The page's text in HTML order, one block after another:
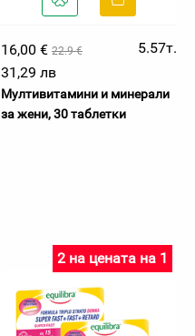
16,00 € 22.9 €
5.57т.
31,29 лв
Мултивитамини и минерали
за жени, 30 таблетки
2 на цената на 1